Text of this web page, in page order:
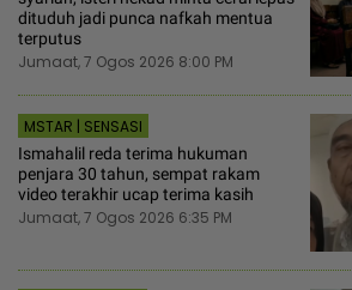
dituduh jadi punca nafkah mentua
terputus
Jumaat, 7 Ogos 2026 8:00 PM
MSTAR | SENSASI
Ismahalil reda terima hukuman
penjara 30 tahun, sempat rakam
video terakhir ucap terima kasih
Jumaat, 7 Ogos 2026 6:35 PM